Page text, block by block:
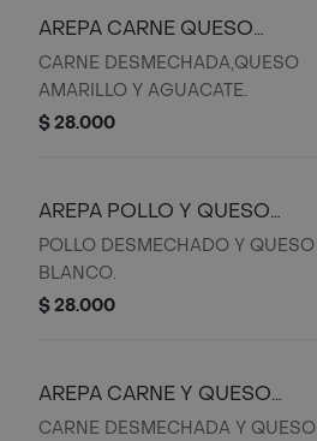
AREPA CARNE QUESO
AMARILLO Y AGUACATE.
CARNE DESMECHADA,QUESO
AMARILLO Y AGUACATE.
$ 28.000
AREPA POLLO Y QUESO
BLANCO.
POLLO DESMECHADO Y QUESO
BLANCO.
$ 28.000
AREPA CARNE Y QUESO
BLANCO
CARNE DESMECHADA Y QUESO